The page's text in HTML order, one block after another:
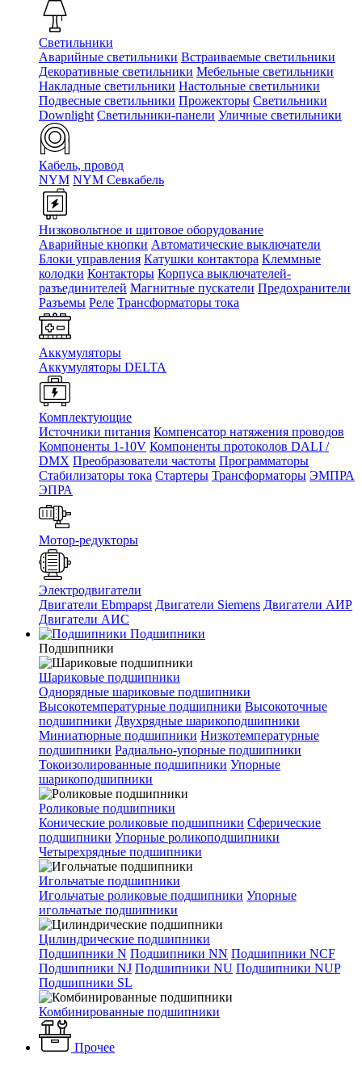
Светильники
Аварийные светильники Встраиваемые светильники
Декоративные светильники Мебельные светильники
Накладные светильники Настольные светильники
Подвесные светильники Прожекторы Светильники
Downlight Светильники-панели Уличные светильники
Кабель, провод
NYM NYM Севкабель
Низковольтное и щитовое оборудование
Аварийные кнопки Автоматические выключатели
Блоки управления Катушки контактора Клеммные
колодки Контакторы Корпуса выключателей-
разъединителей Магнитные пускатели Предохранители
Разъемы Реле Трансформаторы тока
Аккумуляторы
Аккумуляторы DELTA
Комплектующие
Источники питания Компенсатор натяжения проводов
Компоненты 1-10V Компоненты протоколов DALI /
DMX Преобразователи частоты Программаторы
Стабилизаторы тока Стартеры Трансформаторы ЭМПРА
ЭПРА
Мотор-редукторы
Электродвигатели
Двигатели Ebmpapst Двигатели Siemens Двигатели АИР
Двигатели АИС
Подшипники
Подшипники
Шариковые подшипники
Однорядные шариковые подшипники
Высокотемпературные подшипники Высокоточные
подшипники Двухрядные шарикоподшипники
Миниатюрные подшипники Низкотемпературные
подшипники Радиально-упорные подшипники
Токоизолированные подшипники Упорные
шарикоподшипники
Роликовые подшипники
Конические роликовые подшипники Сферические
подшипники Упорные роликоподшипники
Четырехрядные подшипники
Игольчатые подшипники
Игольчатые роликовые подшипники Упорные
игольчатые подшипники
Цилиндрические подшипники
Подшипники N Подшипники NN Подшипники NCF
Подшипники NJ Подшипники NU Подшипники NUP
Подшипники SL
Комбинированные подшипники
Прочее